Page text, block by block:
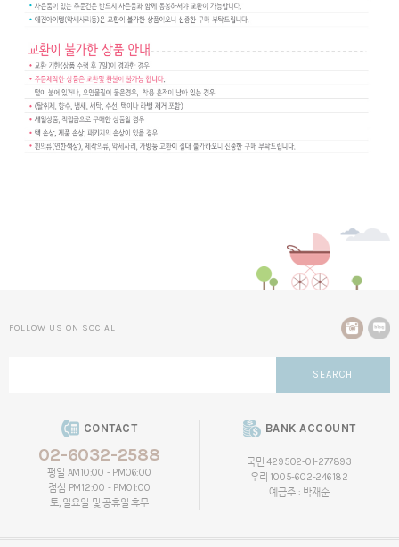
FOLLOW US ON SOCIAL
SEARCH
CONTACT
02-6032-2588
평일 AM10:00 - PM06:00
점심 PM12:00 - PM01:00
토, 일요일 및 공휴일 휴무
BANK ACCOUNT
국민 429502-01-277893
우리 1005-602-246182
예금주 : 박재순